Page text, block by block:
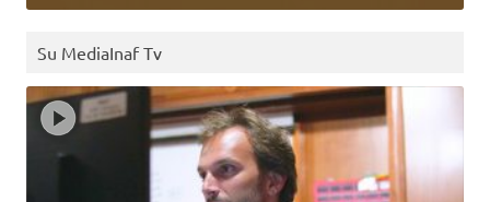
Su MediaInaf Tv